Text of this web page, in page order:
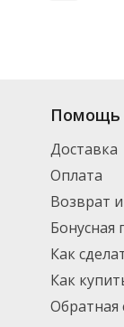
Помощь
Доставка
Оплата
Возврат
Бонусная
Как
Как
Обратная